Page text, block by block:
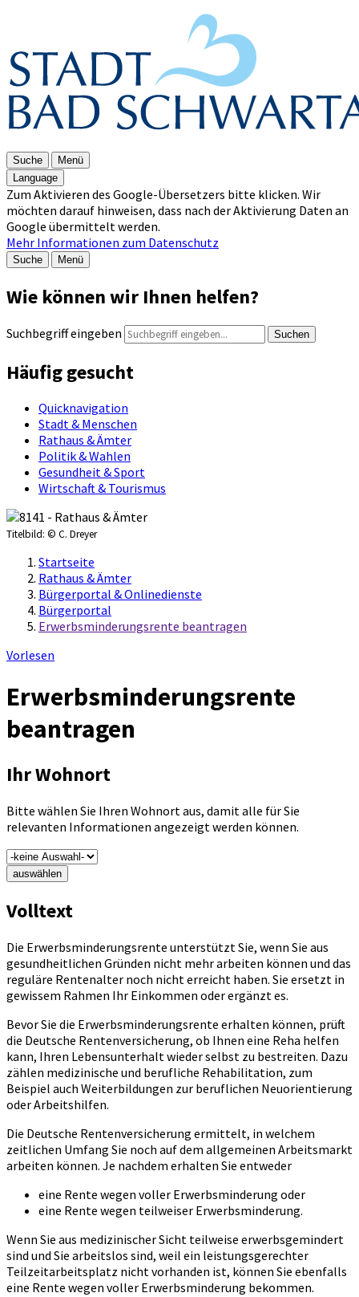
Suche
Menü
Language
Zum Aktivieren des Google-Übersetzers bitte klicken. Wir
möchten darauf hinweisen, dass nach der Aktivierung Daten an
Google übermittelt werden.
Mehr Informationen zum Datenschutz
Suche Menü
Wie können wir Ihnen helfen?
Suchbegriff eingeben Suchen
Häufig gesucht
Quicknavigation
Stadt & Menschen
Rathaus & Ämter
Politik & Wahlen
Gesundheit & Sport
Wirtschaft & Tourismus
Titelbild: © C. Dreyer
Startseite
Rathaus & Ämter
Bürgerportal & Onlinedienste
Bürgerportal
Erwerbsminderungsrente beantragen
Vorlesen
Erwerbsminderungsrente
beantragen
Ihr Wohnort
Bitte wählen Sie Ihren Wohnort aus, damit alle für Sie
relevanten Informationen angezeigt werden können.
auswählen
Volltext
Die Erwerbsminderungsrente unterstützt Sie, wenn Sie aus
gesundheitlichen Gründen nicht mehr arbeiten können und das
reguläre Rentenalter noch nicht erreicht haben. Sie ersetzt in
gewissem Rahmen Ihr Einkommen oder ergänzt es.
Bevor Sie die Erwerbsminderungsrente erhalten können, prüft
die Deutsche Rentenversicherung, ob Ihnen eine Reha helfen
kann, Ihren Lebensunterhalt wieder selbst zu bestreiten. Dazu
zählen medizinische und berufliche Rehabilitation, zum
Beispiel auch Weiterbildungen zur beruflichen Neuorientierung
oder Arbeitshilfen.
Die Deutsche Rentenversicherung ermittelt, in welchem
zeitlichen Umfang Sie noch auf dem allgemeinen Arbeitsmarkt
arbeiten können. Je nachdem erhalten Sie entweder
eine Rente wegen voller Erwerbsminderung oder
eine Rente wegen teilweiser Erwerbsminderung.
Wenn Sie aus medizinischer Sicht teilweise erwerbsgemindert
sind und Sie arbeitslos sind, weil ein leistungsgerechter
Teilzeitarbeitsplatz nicht vorhanden ist, können Sie ebenfalls
eine Rente wegen voller Erwerbsminderung bekommen.